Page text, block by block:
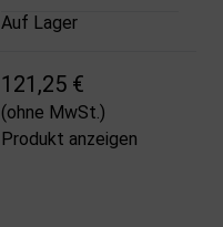
Auf Lager
121,25 €
(ohne MwSt.)
Produkt anzeigen